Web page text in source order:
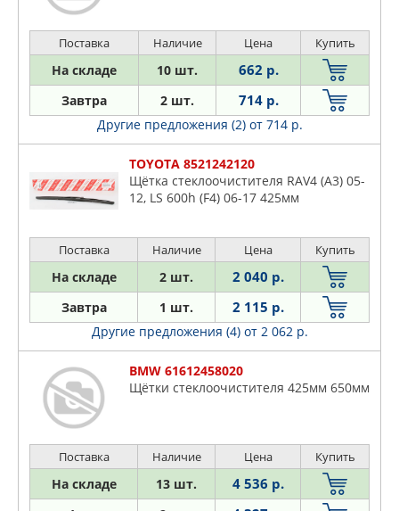
Поставка Наличие Цена Купить
На складе 10 шт. 662 р.
Завтра 2 шт. 714 р.
Другие предложения (2) от 714 р.
TOYOTA 8521242120
Щётка стеклоочистителя RAV4 (A3) 05-
12, LS 600h (F4) 06-17 425мм
Поставка Наличие Цена Купить
На складе 2 шт. 2 040 р.
Завтра 1 шт. 2 115 р.
Другие предложения (4) от 2 062 р.
BMW 61612458020
Щётки стеклоочистителя 425мм 650мм
Поставка Наличие Цена Купить
На складе 13 шт. 4 536 р.